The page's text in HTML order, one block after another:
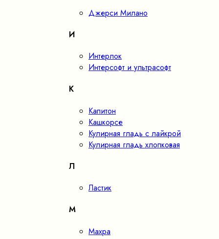
Джерси Милано
И
Интерлок
Интерсофт и ультрасофт
К
Капитон
Кашкорсе
Кулирная гладь с лайкрой
Кулирная гладь хлопковая
Л
Ластик
М
Махра